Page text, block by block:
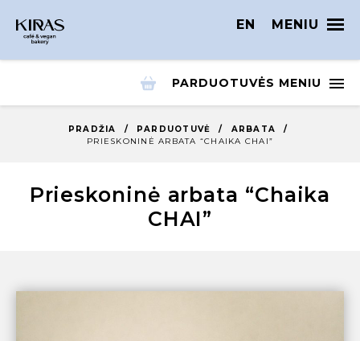
EN MENIU
PARDUOTUVĖS MENIU
PRADŽIA / PARDUOTUVĖ / ARBATA
/
PRIESKONINĖ ARBATA “CHAIKA CHAI”
Prieskoninė arbata “Chaika
CHAI”